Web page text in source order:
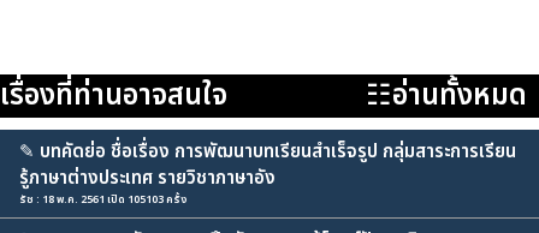
เรื่องที่ท่านอาจสนใจ ☷อ่านทั้งหมด
✎ บทคัดย่อ ชื่อเรื่อง การพัฒนาบทเรียนสำเร็จรูป กลุ่มสาระการเรียน
รู้ภาษาต่างประเทศ รายวิชาภาษาอัง
รัช : 18 พ.ค. 2561 เปิด 105103 ครั้ง